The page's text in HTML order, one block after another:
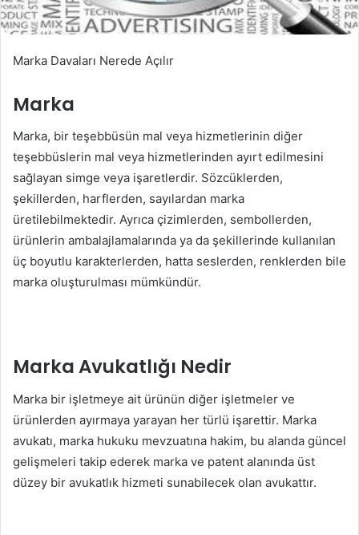
Marka Davaları Nerede Açılır
Marka
Marka, bir teşebbüsün mal veya hizmetlerinin diğer
teşebbüslerin mal veya hizmetlerinden ayırt edilmesini
sağlayan simge veya işaretlerdir. Sözcüklerden,
şekillerden, harflerden, sayılardan marka
üretilebilmektedir. Ayrıca çizimlerden, sembollerden,
ürünlerin ambalajlamalarında ya da şekillerinde kullanılan
üç boyutlu karakterlerden, hatta seslerden, renklerden bile
marka oluşturulması mümkündür.
Marka Avukatlığı Nedir
Marka bir işletmeye ait ürünün diğer işletmeler ve
ürünlerden ayırmaya yarayan her türlü işarettir. Marka
avukatı, marka hukuku mevzuatına hakim, bu alanda güncel
gelişmeleri takip ederek marka ve patent alanında üst
düzey bir avukatlık hizmeti sunabilecek olan avukattır.